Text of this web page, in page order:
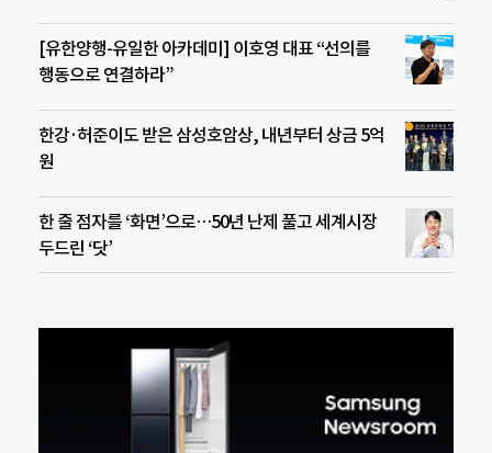
[유한양행-유일한 아카데미] 이호영 대표 “선의를
행동으로 연결하라”
한강·허준이도 받은 삼성호암상, 내년부터 상금 5억
원
한 줄 점자를 ‘화면’으로…50년 난제 풀고 세계시장
두드린 ‘닷’